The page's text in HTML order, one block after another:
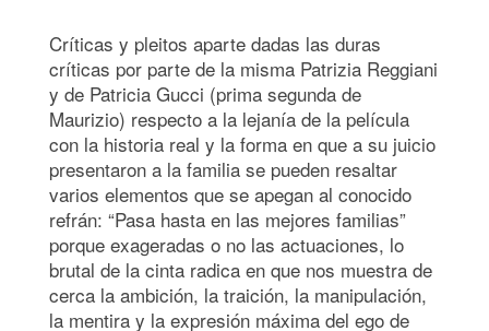
Críticas y pleitos aparte dadas las duras
críticas por parte de la misma Patrizia Reggiani
y de Patricia Gucci (prima segunda de
Maurizio) respecto a la lejanía de la película
con la historia real y la forma en que a su juicio
presentaron a la familia se pueden resaltar
varios elementos que se apegan al conocido
refrán: “Pasa hasta en las mejores familias”
porque exageradas o no las actuaciones, lo
brutal de la cinta radica en que nos muestra de
cerca la ambición, la traición, la manipulación,
la mentira y la expresión máxima del ego de